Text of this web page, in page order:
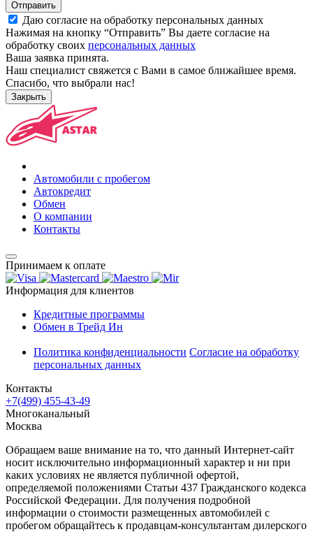
Отправить
Даю согласие на обработку персональных данных
Нажимая на кнопку “Отправить” Вы даете согласие на
обработку своих персональных данных
Ваша заявка принята.
Наш специалист свяжется с Вами в самое ближайшее время.
Спасибо, что выбрали нас!
Закрыть
Автомобили с пробегом
Автокредит
Обмен
О компании
Контакты
Принимаем к оплате
Информация для клиентов
Кредитные программы
Обмен в Трейд Ин
Политика конфиденциальности Согласие на обработку
персональных данных
Контакты
+7(499) 455-43-49
Многоканальный
Москва
Обращаем ваше внимание на то, что данный Интернет-сайт
носит исключительно информационный характер и ни при
каких условиях не является публичной офертой,
определяемой положениями Статьи 437 Гражданского кодекса
Российской Федерации. Для получения подробной
информации о стоимости размещенных автомобилей с
пробегом обращайтесь к продавцам-консультантам дилерского